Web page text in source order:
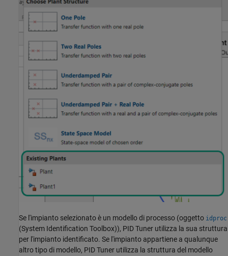
Se l'impianto selezionato è un modello di processo (oggetto idproc
(System Identification Toolbox)), PID Tuner utilizza la sua struttura
per l'impianto identificato. Se l'impianto appartiene a qualunque
altro tipo di modello, PID Tuner utilizza la struttura del modello